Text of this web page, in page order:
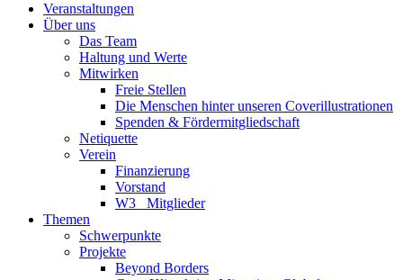
Veranstaltungen
Über uns
Das Team
Haltung und Werte
Mitwirken
Freie Stellen
Die Menschen hinter unseren Coverillustrationen
Spenden & Fördermitgliedschaft
Netiquette
Verein
Finanzierung
Vorstand
W3_ Mitglieder
Themen
Schwerpunkte
Projekte
Beyond Borders